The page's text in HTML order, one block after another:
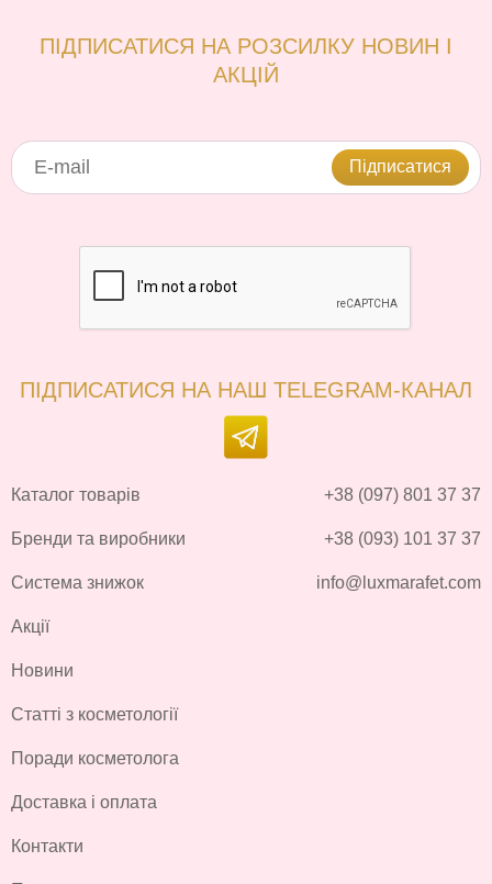
ПІДПИСАТИСЯ НА РОЗСИЛКУ НОВИН І
АКЦІЙ
Підписатися
ПІДПИСАТИСЯ НА НАШ TELEGRAM-КАНАЛ
Каталог товарів
Бренди та виробники
Система знижок
Акції
Новини
Статті з косметології
Поради косметолога
Доставка і оплата
Контакти
+38 (097) 801 37 37
+38 (093) 101 37 37
info@luxmarafet.com